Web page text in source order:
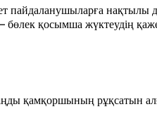
пайдаланушыларға нақтылы
қосымша жүктеудің
қамқоршының рұқсатын